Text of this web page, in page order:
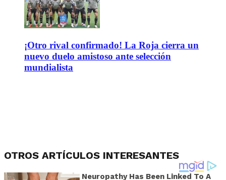
¡Otro rival confirmado! La Roja cierra un
nuevo duelo amistoso ante selección
mundialista
OTROS ARTÍCULOS INTERESANTES
Neuropathy Has Been Linked To A